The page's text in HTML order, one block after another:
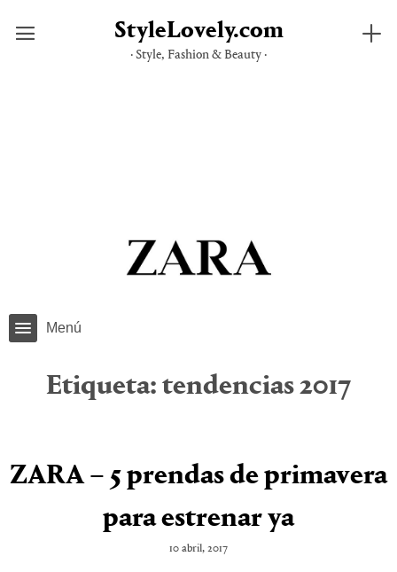
StyleLovely.com
· Style, Fashion & Beauty ·
Menú
Etiqueta: tendencias 2017
ZARA – 5 prendas de primavera
para estrenar ya
10 abril, 2017